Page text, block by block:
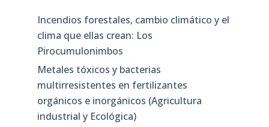
Incendios forestales, cambio climático y el
clima que ellas crean: Los
Pirocumulonimbos
Metales tóxicos y bacterias
multirresistentes en fertilizantes
orgánicos e inorgánicos (Agricultura
industrial y Ecológica)